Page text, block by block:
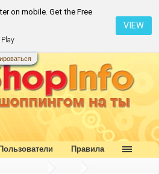
on mobile. Get the Free
Play
VIEW
компании
Пользователи Правила